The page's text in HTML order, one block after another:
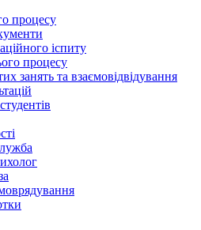
процесу
іспиту
процесу
занять та взаємовідвідування